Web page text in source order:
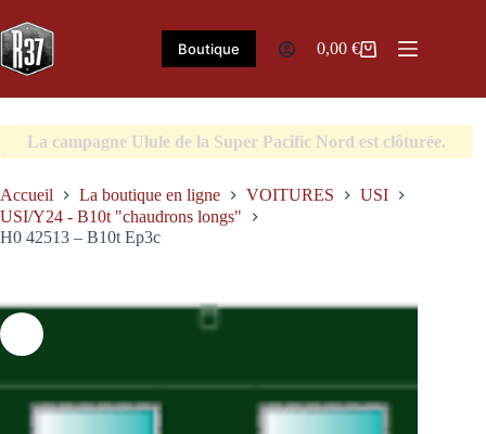
au
contenu
Boutique
Panier
0,00€
La campagne Ulule de la Super Pacific Nord est clôturée.
Accueil La boutique en ligne VOITURES
USI
USI/Y24 - B10t "chaudrons longs"
H0 42513 – B10t Ep3c